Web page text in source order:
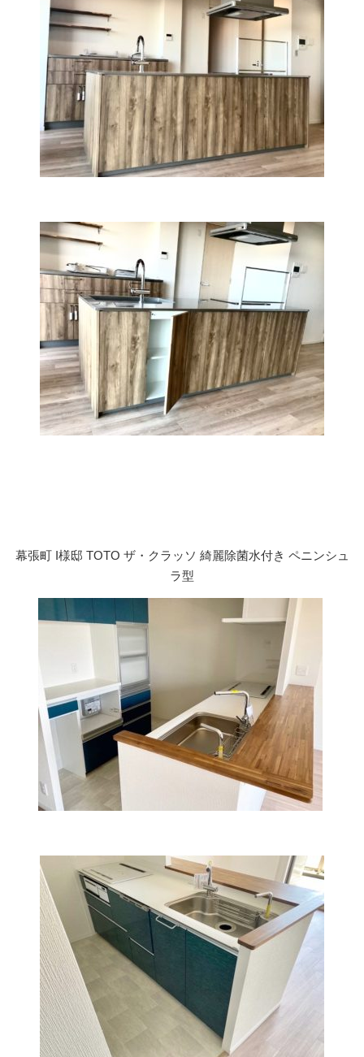
幕張町 I様邸 TOTO ザ・クラッソ 綺麗除菌水付き ペニンシュ
ラ型